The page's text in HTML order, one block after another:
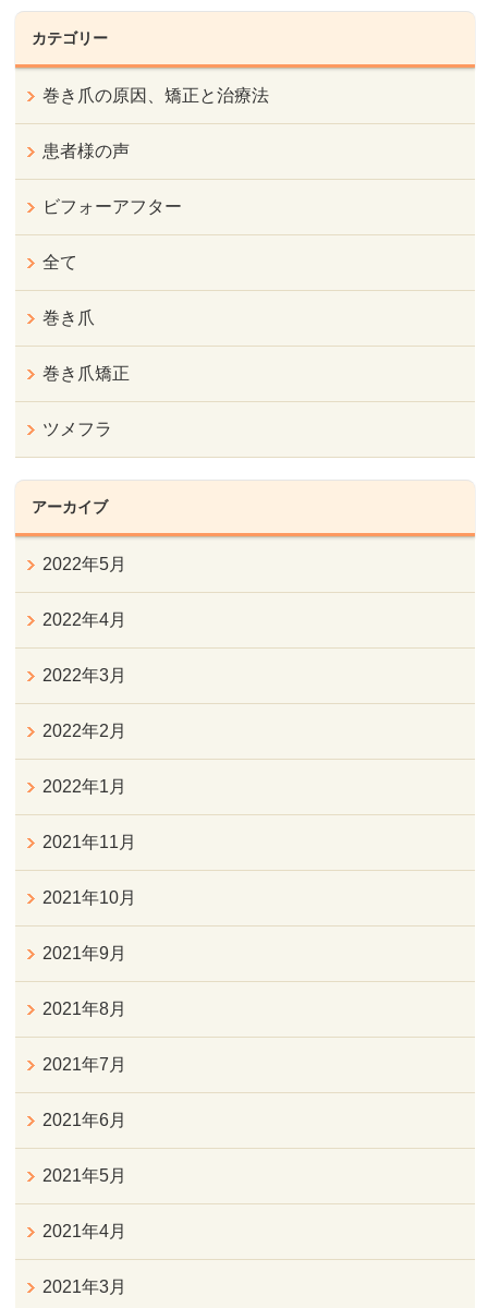
カテゴリー
巻き爪の原因、矯正と治療法
患者様の声
ビフォーアフター
全て
巻き爪
巻き爪矯正
ツメフラ
アーカイブ
2022年5月
2022年4月
2022年3月
2022年2月
2022年1月
2021年11月
2021年10月
2021年9月
2021年8月
2021年7月
2021年6月
2021年5月
2021年4月
2021年3月